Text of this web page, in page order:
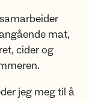
mat,
cider og
jeg meg til å